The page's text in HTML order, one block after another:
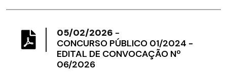
05/02/2026 -
CONCURSO PÚBLICO 01/2024 -
EDITAL DE CONVOCAÇÃO Nº
06/2026